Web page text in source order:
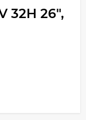
32H 26",